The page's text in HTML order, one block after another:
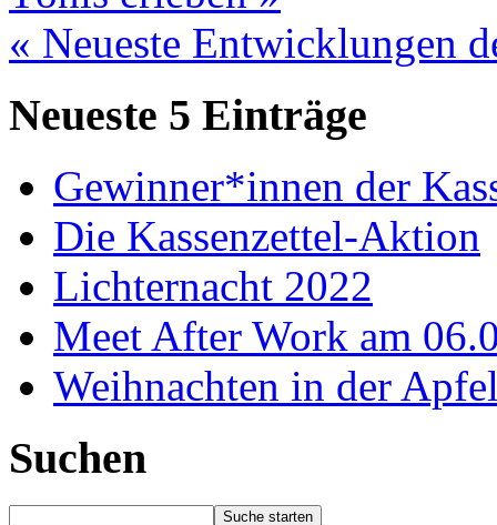
« Neueste Entwicklungen
Neueste 5 Einträge
Gewinner*innen der
Die Kassenzettel-Aktion
Lichternacht 2022
Meet After Work am
Weihnachten in der
Suchen